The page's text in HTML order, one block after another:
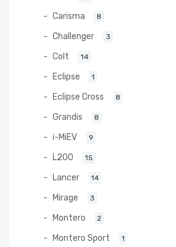
Carisma 8
Challenger 3
Colt 14
Eclipse 1
Eclipse Cross 8
Grandis 8
i-MiEV 9
L200 15
Lancer 14
Mirage 3
Montero 2
Montero Sport 1